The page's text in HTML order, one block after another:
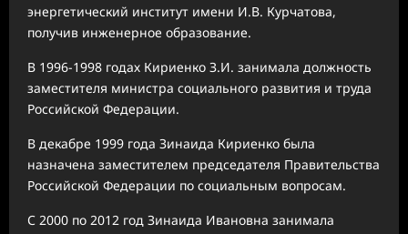
энергетический институт имени И.В. Курчатова,
получив инженерное образование.
В 1996-1998 годах Кириенко З.И. занимала должность
заместителя министра социального развития и труда
Российской Федерации.
В декабре 1999 года Зинаида Кириенко была
назначена заместителем председателя Правительства
Российской Федерации по социальным вопросам.
С 2000 по 2012 год Зинаида Ивановна занимала